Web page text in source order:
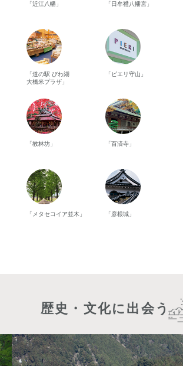
「近江八幡」 「日牟禮八幡宮」
「道の駅 びわ湖
大橋米プラザ」
「ピエリ守山」
「教林坊」 「百済寺」
「メタセコイア並木」 「彦根城」
歴史・文化に出会う